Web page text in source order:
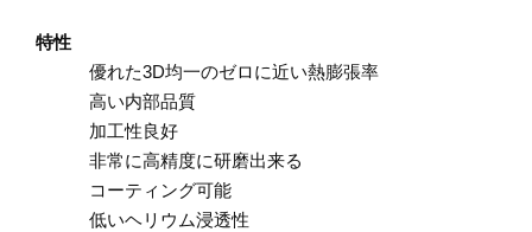
特性
優れた3D均一のゼロに近い熱膨張率
高い内部品質
加工性良好
非常に高精度に研磨出来る
コーティング可能
低いヘリウム浸透性